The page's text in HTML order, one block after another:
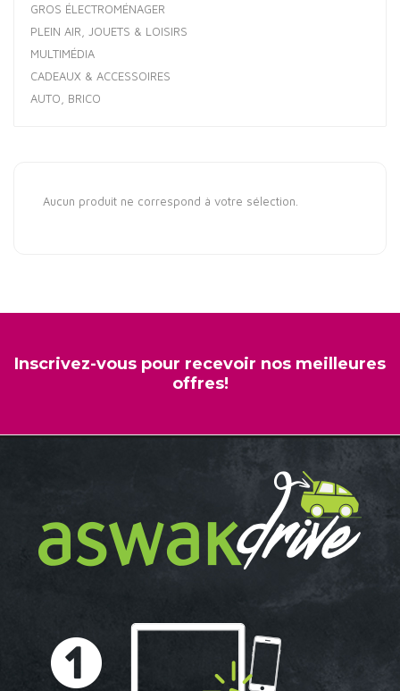
GROS ÉLECTROMÉNAGER
PLEIN AIR, JOUETS & LOISIRS
MULTIMÉDIA
CADEAUX & ACCESSOIRES
AUTO, BRICO
Aucun produit ne correspond à votre sélection.
Inscrivez-vous pour recevoir nos meilleures
offres!